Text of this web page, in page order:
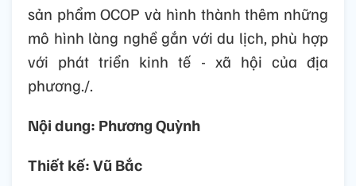
sản phẩm OCOP và hình thành thêm những
mô hình làng nghề gắn với du lịch, phù hợp
với phát triển kinh tế - xã hội của địa
phương./.
Nội dung: Phương Quỳnh
Thiết kế: Vũ Bắc